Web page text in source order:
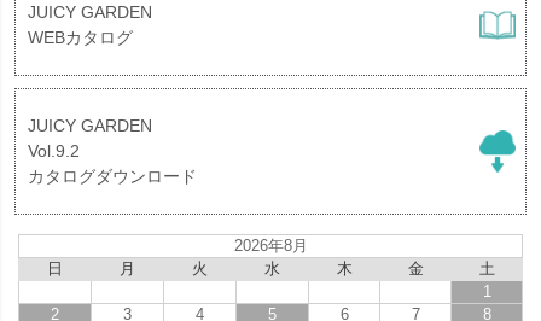
JUICY GARDEN
WEBカタログ
JUICY GARDEN
Vol.9.2
カタログダウンロード
2026年8月
日
月 火 水 木 金
土
1
2
3 4 5 6 7
8